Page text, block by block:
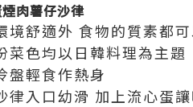
肉薯仔沙律
境舒適外 食物的質素都
菜色均以日韓料理為主題
盤輕食作熱身
律入口幼滑 加上流心蛋